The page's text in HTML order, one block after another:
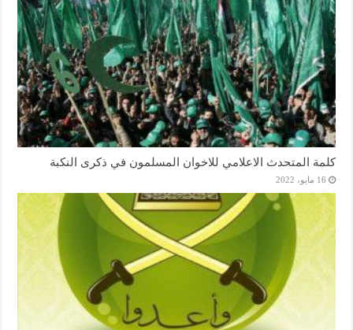
كلمة المتحدث الاعلامي للاخوان المسلمون في ذكرى النكبة
16 مايو، 2022